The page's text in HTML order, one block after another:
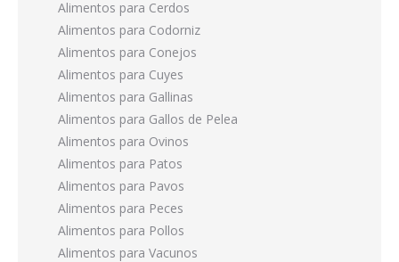
Alimentos para Cerdos
Alimentos para Codorniz
Alimentos para Conejos
Alimentos para Cuyes
Alimentos para Gallinas
Alimentos para Gallos de Pelea
Alimentos para Ovinos
Alimentos para Patos
Alimentos para Pavos
Alimentos para Peces
Alimentos para Pollos
Alimentos para Vacunos